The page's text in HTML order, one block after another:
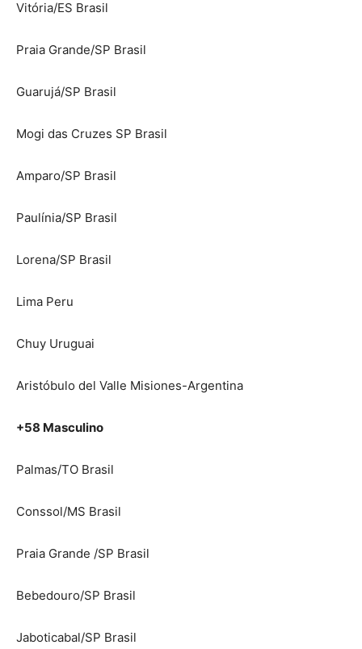
Vitória/ES Brasil
Praia Grande/SP Brasil
Guarujá/SP Brasil
Mogi das Cruzes SP Brasil
Amparo/SP Brasil
Paulínia/SP Brasil
Lorena/SP Brasil
Lima Peru
Chuy Uruguai
Aristóbulo del Valle Misiones-Argentina
+58 Masculino
Palmas/TO Brasil
Conssol/MS Brasil
Praia Grande /SP Brasil
Bebedouro/SP Brasil
Jaboticabal/SP Brasil